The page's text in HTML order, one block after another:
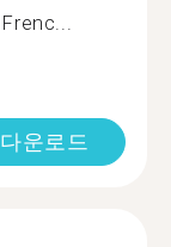
운로드